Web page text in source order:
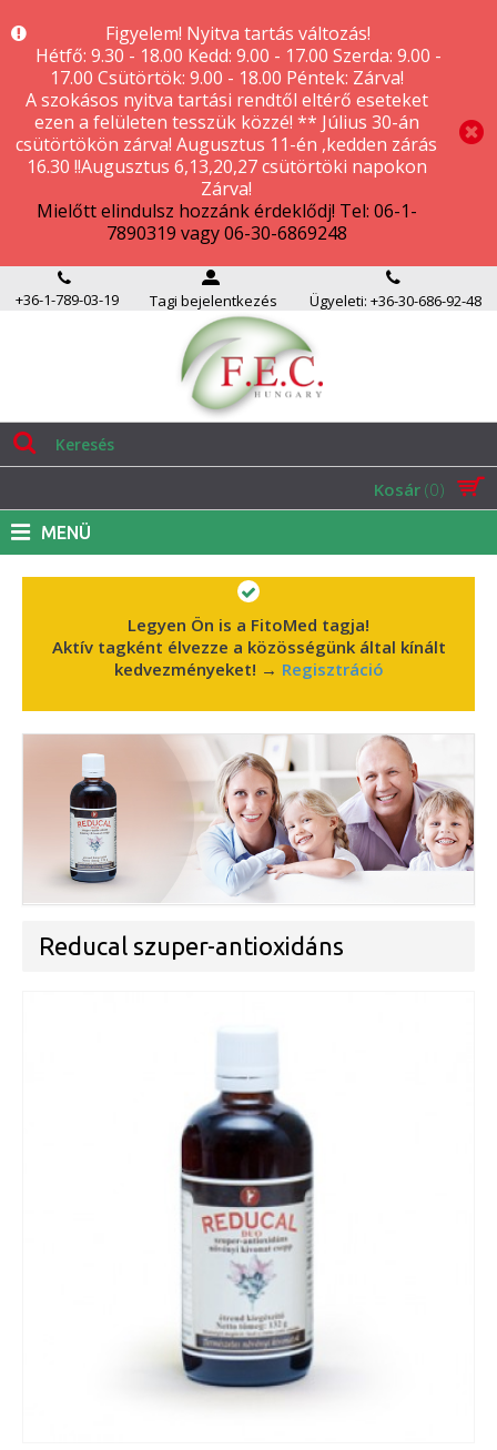
Figyelem! Nyitva tartás változás!
Hétfő: 9.30 - 18.00 Kedd: 9.00 - 17.00 Szerda: 9.00 -
17.00 Csütörtök: 9.00 - 18.00 Péntek: Zárva!
A szokásos nyitva tartási rendtől eltérő eseteket
ezen a felületen tesszük közzé! ** Július 30-án
csütörtökön zárva! Augusztus 11-én ,kedden zárás
16.30 !!Augusztus 6,13,20,27 csütörtöki napokon
Zárva!
Mielőtt elindulsz hozzánk érdeklődj! Tel: 06-1-
7890319 vagy 06-30-6869248
+36-1-789-03-19 Tagi bejelentkezés Ügyeleti: +36-30-686-92-48
Kosár (0)
MENÜ
Legyen Ön is a FitoMed tagja!
Aktív tagként élvezze a közösségünk által kínált
kedvezményeket! → Regisztráció
Reducal szuper-antioxidáns